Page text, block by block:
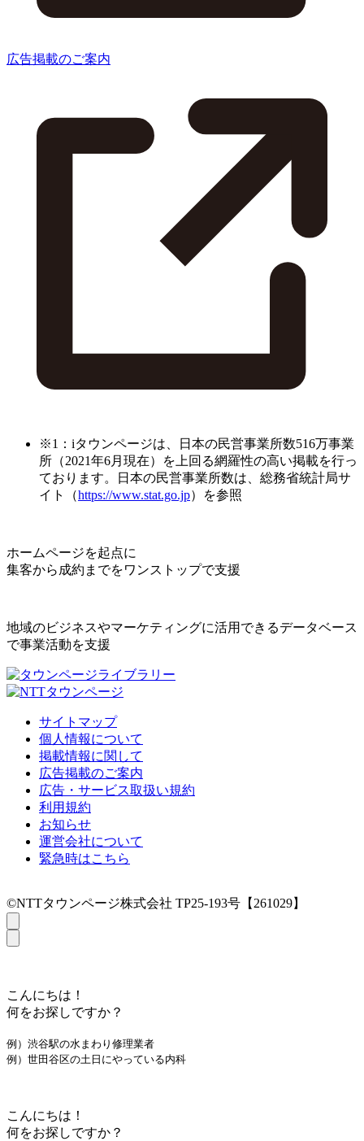
広告掲載のご案内
※1：iタウンページは、日本の民営事業所数516万事業
所（2021年6月現在）を上回る網羅性の高い掲載を行っ
ております。日本の民営事業所数は、総務省統計局サ
イト（https://www.stat.go.jp）を参照
ホームページを起点に
集客から成約までをワンストップで支援
地域のビジネスやマーケティングに活用できるデータベース
で事業活動を支援
サイトマップ
個人情報について
掲載情報に関して
広告掲載のご案内
広告・サービス取扱い規約
利用規約
お知らせ
運営会社について
緊急時はこちら
©NTTタウンページ株式会社 TP25-193号【261029】
こんにちは！
何をお探しですか？
例）渋谷駅の水まわり修理業者
例）世田谷区の土日にやっている内科
こんにちは！
何をお探しですか？